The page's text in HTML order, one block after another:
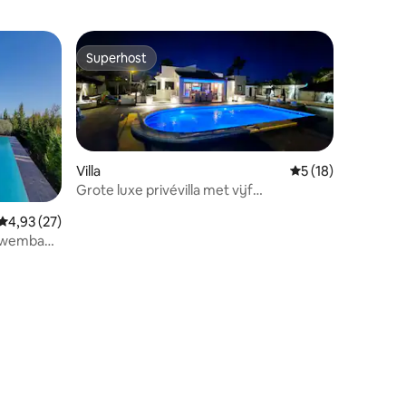
beoordeling van 4,93 op 5, 27 recensies
4,93 (27)
Superhost
Superhost
Villa Gemiddelde
5 (18)
Grote luxe privévilla met vijf